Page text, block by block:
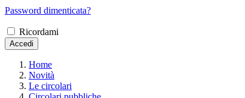
Password dimenticata?
Ricordami
Accedi
Home
Novità
Le circolari